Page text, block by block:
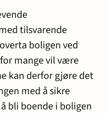
tilsvarende
boligen ved
mange vil være
kan derfor gjøre det
med å sikre
bli boende i boligen